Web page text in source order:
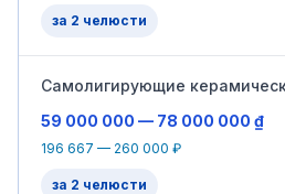
за 2 челюсти
Самолигирующие
59 000 000 — 78 000 000 ₫
196 667 — 260 000 ₽
за 2 челюсти